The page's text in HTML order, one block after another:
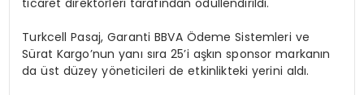
ticaret direktörleri tarafından ödüllendirildi.
Turkcell Pasaj, Garanti BBVA Ödeme Sistemleri ve
Sürat Kargo’nun yanı sıra 25’i aşkın sponsor markanın
da üst düzey yöneticileri de etkinlikteki yerini aldı.